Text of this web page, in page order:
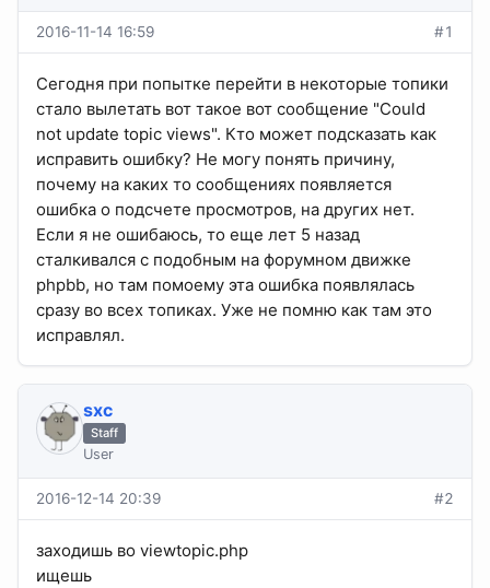
2016-11-14 16:59 #1
Сегодня при попытке перейти в некоторые топики
стало вылетать вот такое вот сообщение "Could
not update topic views". Кто может подсказать как
исправить ошибку? Не могу понять причину,
почему на каких то сообщениях появляется
ошибка о подсчете просмотров, на других нет.
Если я не ошибаюсь, то еще лет 5 назад
сталкивался с подобным на форумном движке
phpbb, но там помоему эта ошибка появлялась
сразу во всех топиках. Уже не помню как там это
исправлял.
sхс
Staff
User
2016-12-14 20:39 #2
заходишь во viewtopic.php
ищешь